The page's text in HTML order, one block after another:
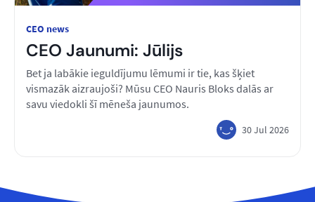
CEO news
CEO Jaunumi: Jūlijs
Bet ja labākie ieguldījumu lēmumi ir tie, kas šķiet
vismazāk aizraujoši? Mūsu CEO Nauris Bloks dalās ar
savu viedokli šī mēneša jaunumos.
30 Jul 2026